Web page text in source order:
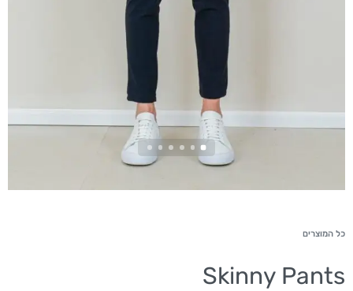
כל המוצרים
Skinny Pants